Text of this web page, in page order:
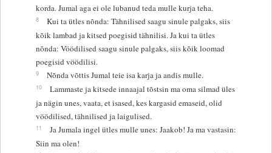
korda. Jumal aga ei ole lubanud teda mulle kurja teha.
8
Kui ta ütles nõnda: Tähnilised saagu sinule palgaks, siis
kõik lambad ja kitsed poegisid tähnilisi. Ja kui ta ütles
nõnda: Vöödilised saagu sinule palgaks, siis kõik loomad
poegisid vöödilisi.
9 Nõnda võttis Jumal teie isa karja ja andis mulle.
10
Lammaste ja kitsede innaajal tõstsin ma oma silmad üles
ja nägin unes, vaata, et isased, kes kargasid emaseid, olid
vöödilised, tähnilised ja laigulised.
11
Ja Jumala ingel ütles mulle unes: Jaakob! Ja ma vastasin:
Siin ma olen!